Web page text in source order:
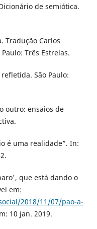
Dicionário de semiótica.
Tradução Carlos
Três Estrelas.
refletida. São Paulo:
outro: ensaios de
é uma realidade”. In:
que está dando o
em:
2018/11/07/pao-a-
10 jan. 2019.